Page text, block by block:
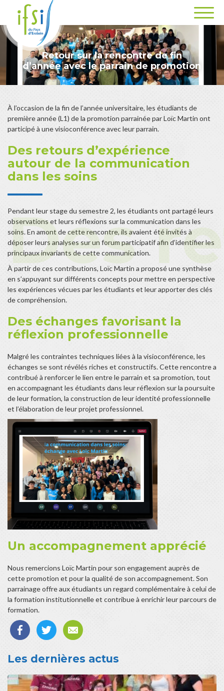
Retour sur la rencontre de fin
d’année avec le parrain de promotion
À l’occasion de la fin de l’année universitaire, les étudiants de
première année (L1) de la promotion parrainée par Loïc Martin ont
participé à une visioconférence avec leur parrain.
Des retours d’expérience
autour de la communication
dans les soins
Pendant leur stage du semestre 2, les étudiants ont partagé leurs
observations et leurs réflexions sur la communication dans les
soins. En amont de cette rencontre, ils avaient été invités à
déposer leurs analyses sur un forum participatif afin d’identifier les
principaux invariants de cette communication.
À partir de ces contributions, Loïc Martin a proposé une synthèse
en s’appuyant sur différents concepts pour mettre en perspective
les expériences vécues par les étudiants et leur apporter des clés
de compréhension.
Des échanges favorisant la
réflexion professionnelle
Malgré les contraintes techniques liées à la visioconférence, les
échanges se sont révélés riches et constructifs. Cette rencontre a
contribué à renforcer le lien entre le parrain et sa promotion, tout
en accompagnant les étudiants dans leur réflexion sur la poursuite
de leur formation, la construction de leur identité professionnelle
et l’élaboration de leur projet professionnel.
Un accompagnement apprécié
Nous remercions Loïc Martin pour son engagement auprès de
cette promotion et pour la qualité de son accompagnement. Son
parrainage offre aux étudiants un regard complémentaire à celui de
la formation institutionnelle et contribue à enrichir leur parcours de
formation.
Les dernières actus